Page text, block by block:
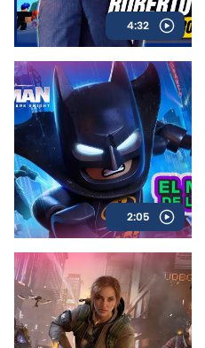
4:32
2:05